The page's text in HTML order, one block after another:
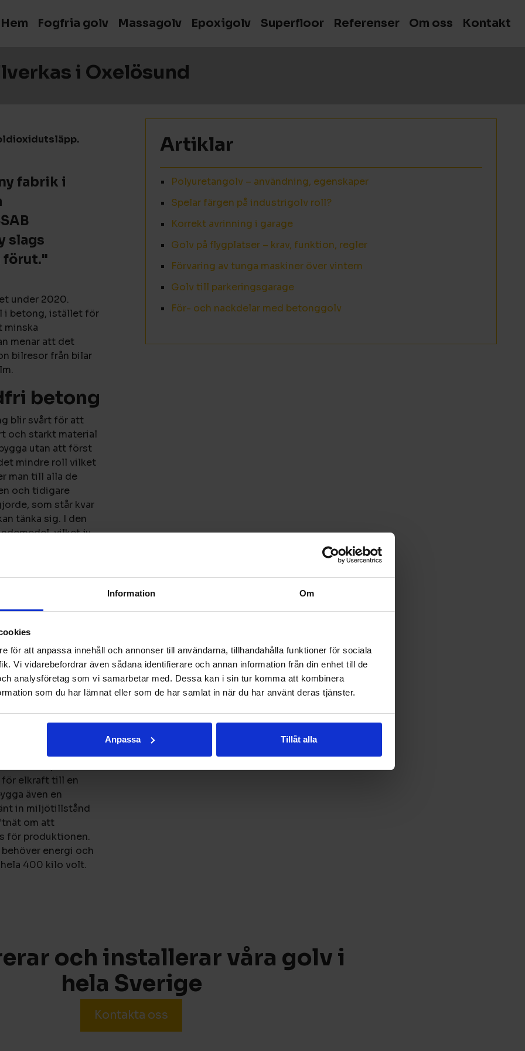
Information Om
för att anpassa innehåll och annonser till användarna, tillhandahålla funktioner för sociala
Vi vidarebefordrar även sådana identifierare och annan information från din enhet till de
analysföretag som vi samarbetar med. Dessa kan i sin tur komma att kombinera
som du har lämnat eller som de har samlat in när du har använt deras tjänster.
Anpassa Tillåt alla
Hem Fogfria golv Massagolv Epoxigolv Superfloor Referenser Om oss Kontakt
i Oxelösund
fabrik i
slags
förut."
under 2020.
i betong, istället för
minska
menar att det
bilresor från bilar
betong
blir svårt för att
och starkt material
utan att först
mindre roll vilket
man till alla de
och tidigare
som står kvar
tänka sig. I den
vilket ju
tidens
ska framtidens
än den vi ser
men det är dock
i dramat.
Luleå. Där ska man
hittills – med kol
just nu, kommer
detta ska vara klart
inom
koldioxidutsläpp
som enskilt står för
fattat beslutet att
största problemet
för elkraft till en
även en
in miljötillstånd
om att
för produktionen.
energi och
400 kilo volt.
Artiklar
Polyuretangolv – användning, egenskaper
Spelar färgen på industrigolv roll?
Korrekt avrinning i garage
Golv på flygplatser – krav, funktion, regler
Förvaring av tunga maskiner över vintern
Golv till parkeringsgarage
För- och nackdelar med betonggolv
och installerar våra golv i
hela Sverige
Kontakta oss